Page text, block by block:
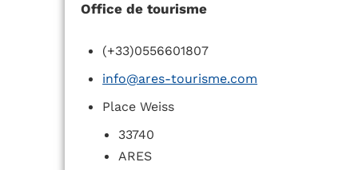
Office de tourisme
(+33)0556601807
info@ares-tourisme.com
Place Weiss
33740
ARES